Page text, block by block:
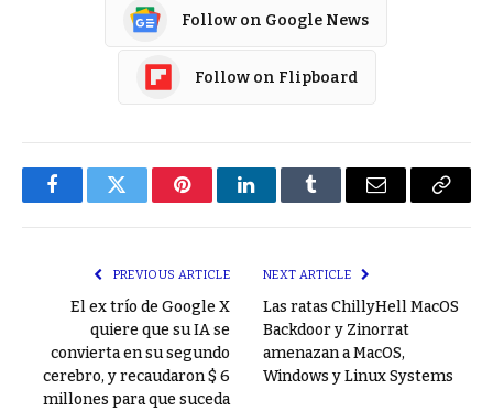
Follow on Google News
Follow on Flipboard
FacebookTwitter PinterestLinkedInTumblr Email
Copy
PREVIOUS ARTICLE
El ex trío de Google X
quiere que su IA se
convierta en su segundo
cerebro, y recaudaron $ 6
millones para que suceda
NEXT ARTICLE
Las ratas ChillyHell MacOS
Backdoor y Zinorrat
amenazan a MacOS,
Windows y Linux Systems